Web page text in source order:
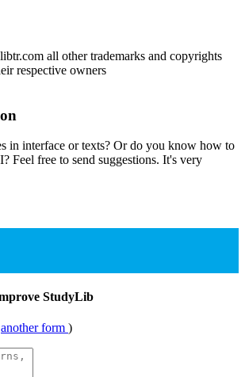
all other trademarks and copyrights
respective owners
in interface or texts? Or do you know how to
Feel free to send suggestions. It's very
StudyLib
another form )